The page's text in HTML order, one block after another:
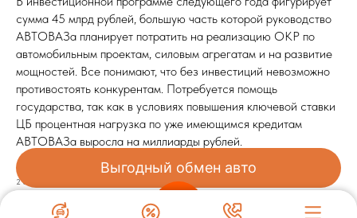
сумма 45 млрд рублей, большую часть которой руководство
АВТОВАЗа планирует потратить на реализацию ОКР по
автомобильным проектам, силовым агрегатам и на развитие
мощностей. Все понимают, что без инвестиций невозможно
противостоять конкурентам. Потребуется помощь
государства, так как в условиях повышения ключевой ставки
ЦБ процентная нагрузка по уже имеющимся кредитам
АВТОВАЗа выросла на миллиарды рублей.
2024-11-06 13:50
Выгодный обмен авто